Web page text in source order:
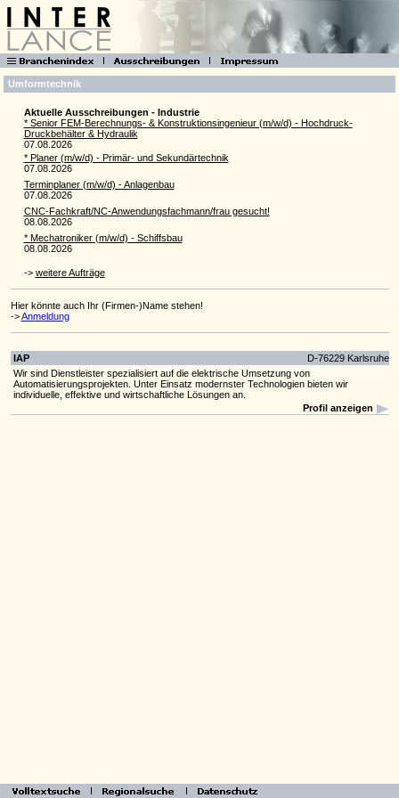
Umformtechnik
Aktuelle Ausschreibungen - Industrie
* Senior FEM-Berechnungs- & Konstruktionsingenieur (m/w/d) - Hochdruck-
Druckbehälter & Hydraulik
07.08.2026
* Planer (m/w/d) - Primär- und Sekundärtechnik
07.08.2026
Terminplaner (m/w/d) - Anlagenbau
07.08.2026
CNC-Fachkraft/NC-Anwendungsfachmann/frau gesucht!
08.08.2026
* Mechatroniker (m/w/d) - Schiffsbau
08.08.2026
-> weitere Aufträge
Hier könnte auch Ihr (Firmen-)Name stehen!
->Anmeldung
IAP
D-76229 Karlsruhe
Wir sind Dienstleister spezialisiert auf die elektrische Umsetzung von
Automatisierungsprojekten. Unter Einsatz modernster Technologien bieten wir
individuelle, effektive und wirtschaftliche Lösungen an.
Profil anzeigen